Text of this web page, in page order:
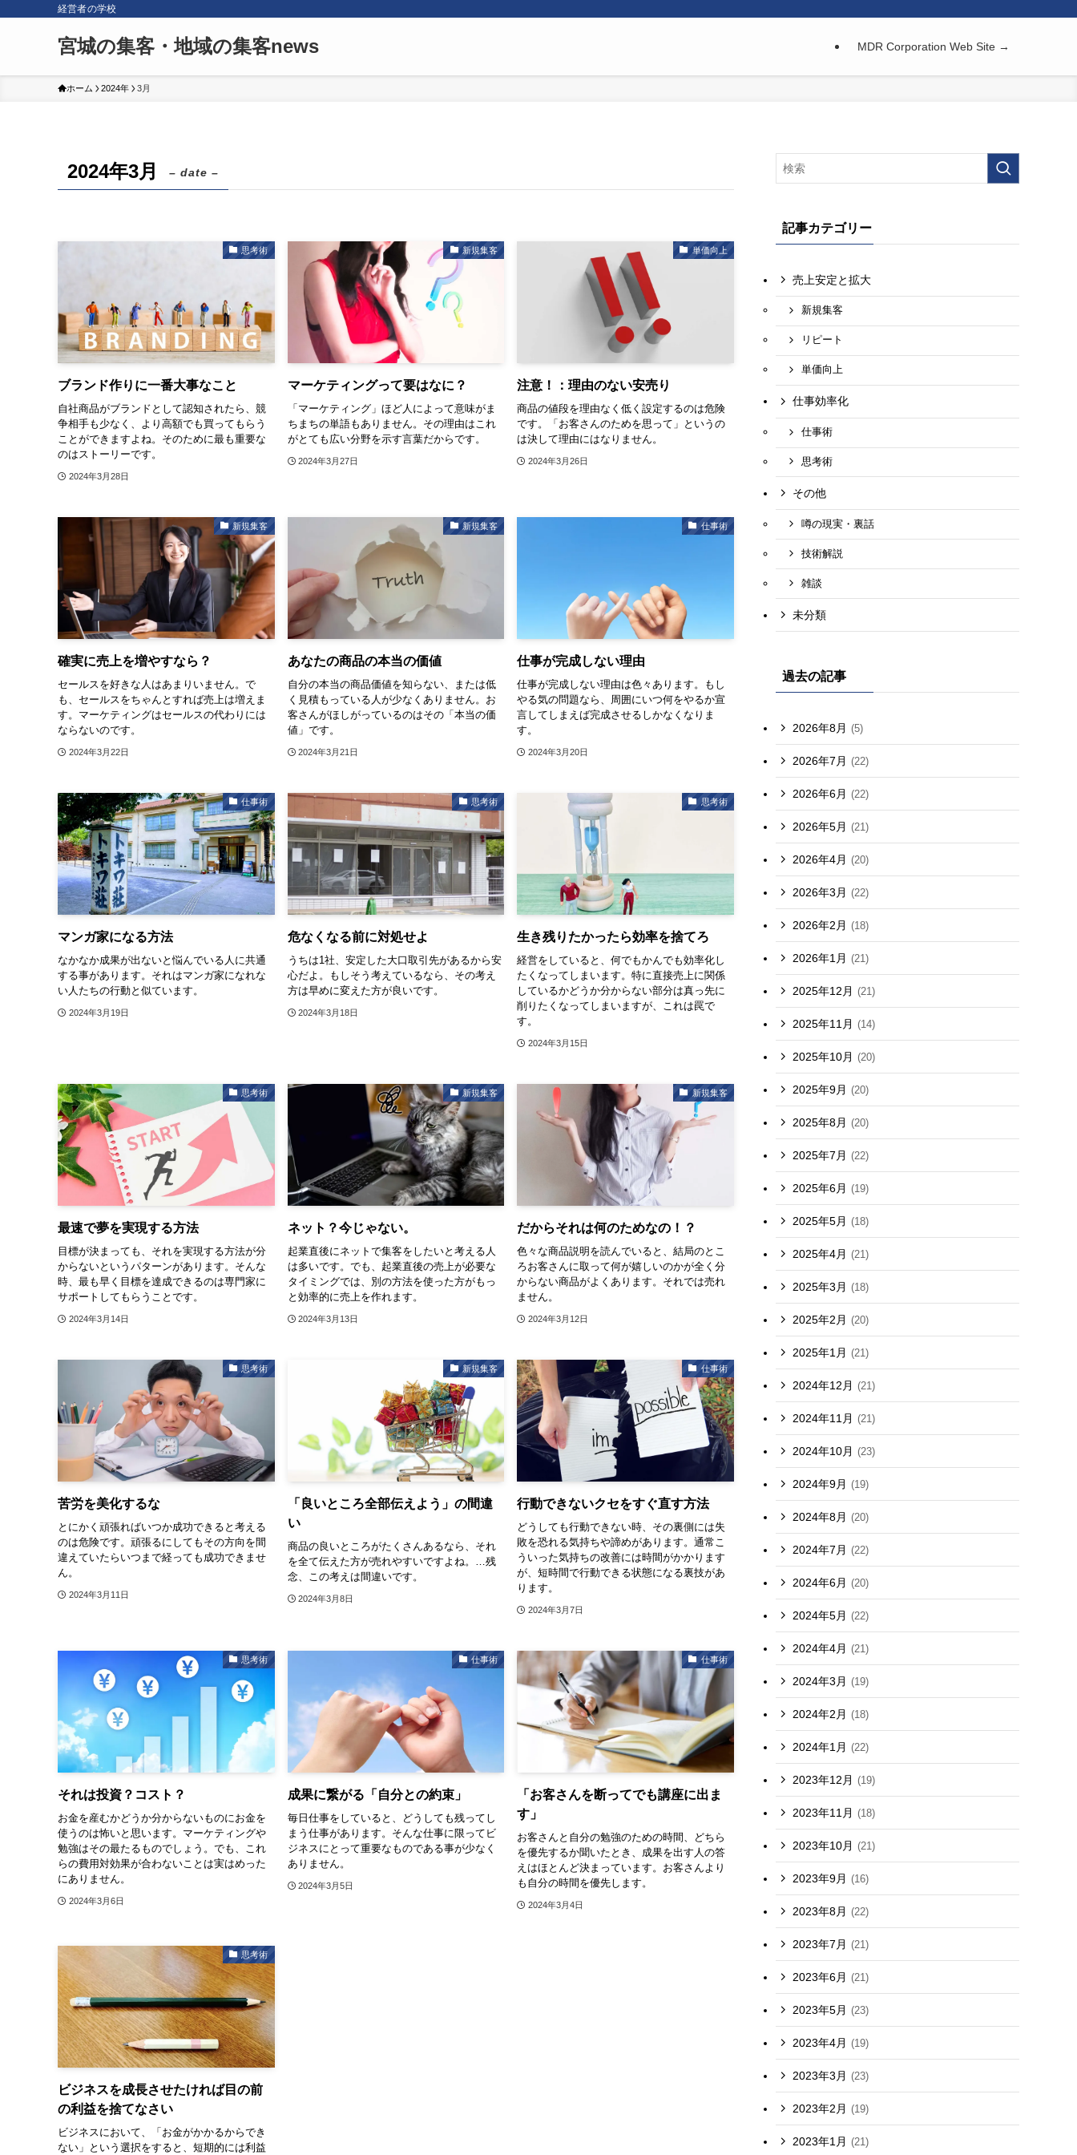
経営者の学校
宮城の集客・地域の集客news MDR Corporation Web Site →
ホーム 2024年 3月
2024年3月 – date –
思考術
ブランド作りに一番大事なこと
自社商品がブランドとして認知されたら、競
争相手も少なく、より高額でも買ってもらう
ことができますよね。そのために最も重要な
のはストーリーです。
2024年3月28日
新規集客
マーケティングって要はなに？
「マーケティング」ほど人によって意味がま
ちまちの単語もありません。その理由はこれ
がとても広い分野を示す言葉だからです。
2024年3月27日
単価向上
注意！：理由のない安売り
商品の値段を理由なく低く設定するのは危険
です。「お客さんのためを思って」というの
は決して理由にはなりません。
2024年3月26日
新規集客
確実に売上を増やすなら？
セールスを好きな人はあまりいません。で
も、セールスをちゃんとすれば売上は増えま
す。マーケティングはセールスの代わりには
ならないのです。
2024年3月22日
新規集客
あなたの商品の本当の価値
自分の本当の商品価値を知らない、または低
く見積もっている人が少なくありません。お
客さんがほしがっているのはその「本当の価
値」です。
2024年3月21日
仕事術
仕事が完成しない理由
仕事が完成しない理由は色々あります。もし
やる気の問題なら、周囲にいつ何をやるか宣
言してしまえば完成させるしかなくなりま
す。
2024年3月20日
仕事術
マンガ家になる方法
なかなか成果が出ないと悩んでいる人に共通
する事があります。それはマンガ家になれな
い人たちの行動と似ています。
2024年3月19日
思考術
危なくなる前に対処せよ
うちは1社、安定した大口取引先があるから安
心だよ。もしそう考えているなら、その考え
方は早めに変えた方が良いです。
2024年3月18日
思考術
生き残りたかったら効率を捨てろ
経営をしていると、何でもかんでも効率化し
たくなってしまいます。特に直接売上に関係
しているかどうか分からない部分は真っ先に
削りたくなってしまいますが、これは罠で
す。
2024年3月15日
思考術
最速で夢を実現する方法
目標が決まっても、それを実現する方法が分
からないというパターンがあります。そんな
時、最も早く目標を達成できるのは専門家に
サポートしてもらうことです。
2024年3月14日
新規集客
ネット？今じゃない。
起業直後にネットで集客をしたいと考える人
は多いです。でも、起業直後の売上が必要な
タイミングでは、別の方法を使った方がもっ
と効率的に売上を作れます。
2024年3月13日
新規集客
だからそれは何のためなの！？
色々な商品説明を読んでいると、結局のとこ
ろお客さんに取って何が嬉しいのかが全く分
からない商品がよくあります。それでは売れ
ません。
2024年3月12日
思考術
苦労を美化するな
とにかく頑張ればいつか成功できると考える
のは危険です。頑張るにしてもその方向を間
違えていたらいつまで経っても成功できませ
ん。
2024年3月11日
新規集客
「良いところ全部伝えよう」の間違
い
商品の良いところがたくさんあるなら、それ
を全て伝えた方が売れやすいですよね。…残
念、この考えは間違いです。
2024年3月8日
仕事術
行動できないクセをすぐ直す方法
どうしても行動できない時、その裏側には失
敗を恐れる気持ちや諦めがあります。通常こ
ういった気持ちの改善には時間がかかります
が、短時間で行動できる状態になる裏技があ
ります。
2024年3月7日
思考術
それは投資？コスト？
お金を産むかどうか分からないものにお金を
使うのは怖いと思います。マーケティングや
勉強はその最たるものでしょう。でも、これ
らの費用対効果が合わないことは実はめった
にありません。
2024年3月6日
仕事術
成果に繋がる「自分との約束」
毎日仕事をしていると、どうしても残ってし
まう仕事があります。そんな仕事に限ってビ
ジネスにとって重要なものである事が少なく
ありません。
2024年3月5日
仕事術
「お客さんを断ってでも講座に出ま
す」
お客さんと自分の勉強のための時間、どちら
を優先するか聞いたとき、成果を出す人の答
えはほとんど決まっています。お客さんより
も自分の時間を優先します。
2024年3月4日
思考術
ビジネスを成長させたければ目の前
の利益を捨てなさい
ビジネスにおいて、「お金がかかるからでき
ない」という選択をすると、短期的には利益
記事カテゴリー
売上安定と拡大
新規集客
リピート
単価向上
仕事効率化
仕事術
思考術
その他
噂の現実・裏話
技術解説
雑談
未分類
過去の記事
2026年8月 (5)
2026年7月 (22)
2026年6月 (22)
2026年5月 (21)
2026年4月 (20)
2026年3月 (22)
2026年2月 (18)
2026年1月 (21)
2025年12月 (21)
2025年11月 (14)
2025年10月 (20)
2025年9月 (20)
2025年8月 (20)
2025年7月 (22)
2025年6月 (19)
2025年5月 (18)
2025年4月 (21)
2025年3月 (18)
2025年2月 (20)
2025年1月 (21)
2024年12月 (21)
2024年11月 (21)
2024年10月 (23)
2024年9月 (19)
2024年8月 (20)
2024年7月 (22)
2024年6月 (20)
2024年5月 (22)
2024年4月 (21)
2024年3月 (19)
2024年2月 (18)
2024年1月 (22)
2023年12月 (19)
2023年11月 (18)
2023年10月 (21)
2023年9月 (16)
2023年8月 (22)
2023年7月 (21)
2023年6月 (21)
2023年5月 (23)
2023年4月 (19)
2023年3月 (23)
2023年2月 (19)
2023年1月 (21)